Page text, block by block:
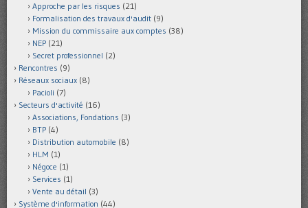
Approche par les risques (21)
Formalisation des travaux d'audit (9)
Mission du commissaire aux comptes (38)
NEP (21)
Secret professionnel (2)
Rencontres (9)
Réseaux sociaux (8)
Pacioli (7)
Secteurs d'activité (16)
Associations, Fondations (3)
BTP (4)
Distribution automobile (8)
HLM (1)
Négoce (1)
Services (1)
Vente au détail (3)
Système d'information (44)